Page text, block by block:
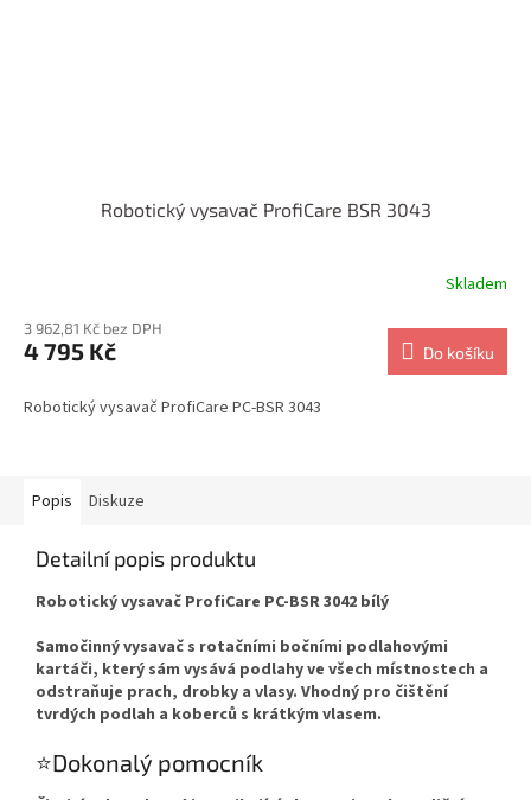
Robotický vysavač ProfiCare BSR 3043
Skladem
3 962,81 Kč bez DPH
4 795 Kč Do košíku
Robotický vysavač ProfiCare PC-BSR 3043
Popis Diskuze
Detailní popis produktu
Robotický vysavač ProfiCare PC-BSR 3042 bílý
Samočinný vysavač s rotačními bočními podlahovými
kartáči, který sám vysává podlahy ve všech místnostech a
odstraňuje prach, drobky a vlasy. Vhodný pro čištění
tvrdých podlah a koberců s krátkým vlasem.
⭐Dokonalý pomocník